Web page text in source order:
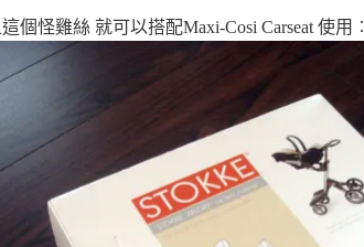
個怪雞絲 就可以搭配Maxi-Cosi Carseat 使用︰